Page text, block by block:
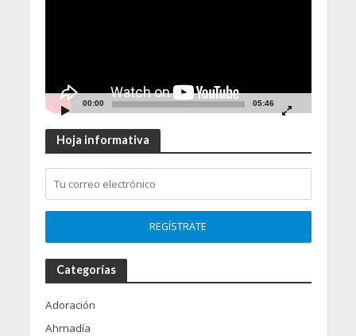
00:00 05:46
Hoja informativa
Categorías
Adoración
Ahmadía